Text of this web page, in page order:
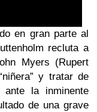
en gran parte al
recluta a
Myers (Rupert
y tratar de
la inminente
de una grave